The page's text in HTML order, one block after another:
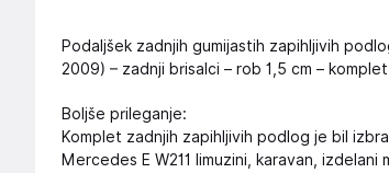
Podaljšek zadnjih gumijastih zapihljivih
2009) – zadnji brisalci – rob 1,5 cm –
Boljše prileganje:
Komplet zadnjih zapihljivih podlog je bil
Mercedes E W211 limuzini, karavan,